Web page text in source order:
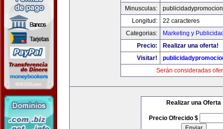
Minusculas:
Longitud:
22 caracteres
Categorias:
Marketing y
Precio:
Realizar una oferta!
Visitar!
Serán consideradas
Realizar una Oferta
Precio Ofrecido $